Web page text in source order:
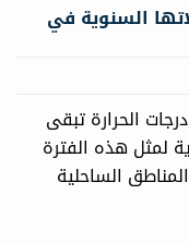
السنوية في
الحرارة تبقى
3-5 درجات مئوية لمثل هذه الفترة
الساحلية